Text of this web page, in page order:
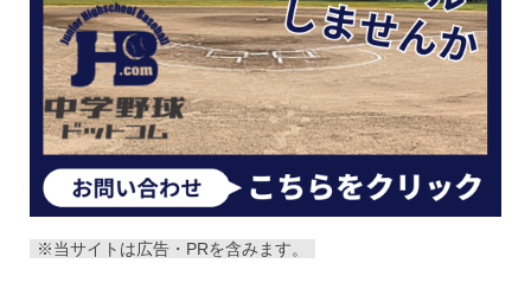
※当サイトは広告・PRを含みます。